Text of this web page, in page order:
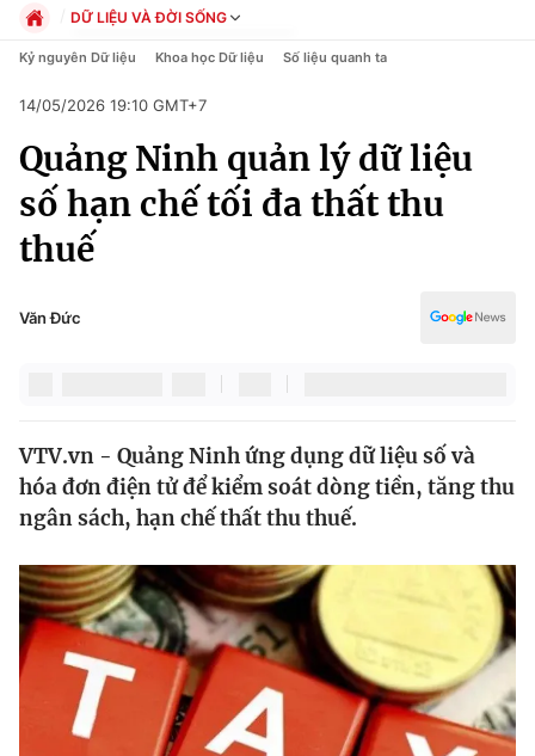
Chuyên mục
Chính trị
Xã hội
Pháp luật
Thế giới
Tin tức
Thế giới đó đây
Câu chuyện quốc tế
Kinh tế
Tài chính
Thị trường
Góc doanh nghiệp
Dữ liệu và đời sống
Truyền hình
Phim VTV
Giải trí
DỮ LIỆU VÀ ĐỜI SỐNG
Chính trị
Pháp luật
Kinh tế
Thể thao
Truyền hình
Văn hóa - Giải trí
Kỷ nguyên Dữ liệu Khoa học Dữ liệu Số liệu quanh ta
14/05/2026 19:10 GMT+7
Quảng Ninh quản lý dữ liệu
số hạn chế tối đa thất thu
thuế
Văn Đức
VTV.vn - Quảng Ninh ứng dụng dữ liệu số và
hóa đơn điện tử để kiểm soát dòng tiền, tăng thu
ngân sách, hạn chế thất thu thuế.